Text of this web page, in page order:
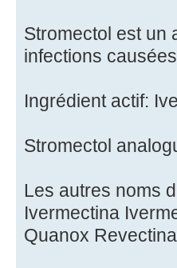
Stromectol est un
infections
Ingrédient actif:
Stromectol
Les autres noms
Ivermectina
Quanox